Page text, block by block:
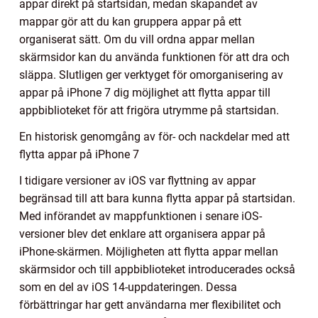
appar direkt på startsidan, medan skapandet av
mappar gör att du kan gruppera appar på ett
organiserat sätt. Om du vill ordna appar mellan
skärmsidor kan du använda funktionen för att dra och
släppa. Slutligen ger verktyget för omorganisering av
appar på iPhone 7 dig möjlighet att flytta appar till
appbiblioteket för att frigöra utrymme på startsidan.
En historisk genomgång av för- och nackdelar med att
flytta appar på iPhone 7
I tidigare versioner av iOS var flyttning av appar
begränsad till att bara kunna flytta appar på startsidan.
Med införandet av mappfunktionen i senare iOS-
versioner blev det enklare att organisera appar på
iPhone-skärmen. Möjligheten att flytta appar mellan
skärmsidor och till appbiblioteket introducerades också
som en del av iOS 14-uppdateringen. Dessa
förbättringar har gett användarna mer flexibilitet och